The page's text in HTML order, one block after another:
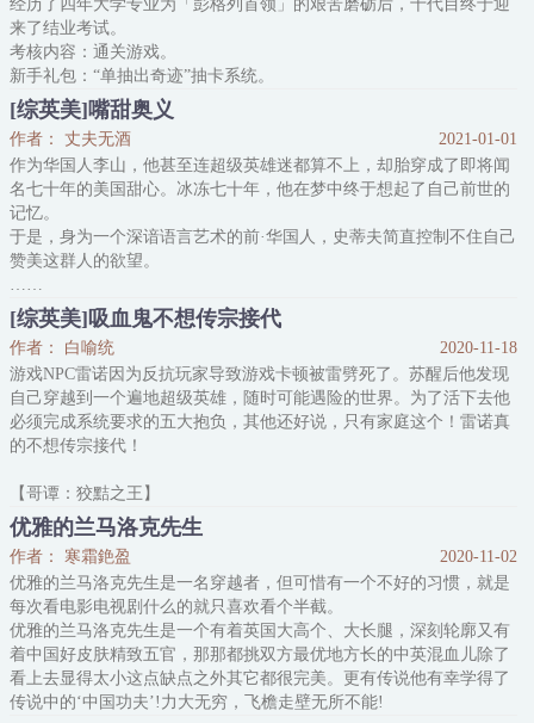
揍的
经历了四年大学专业为「彭格列首领」的艰苦磨砺后，十代目终于迎
来了结业考试。
考核内容：通关游戏。
新手礼包：“单抽出奇迹”抽卡系统。
卡牌库：「N·营养料理」、「N·奇迹网球」、「R·伪装眼镜」、
「SR·怀孕之石」、「SR·现代魔法」、「SSR·命运之礼」、「SSR·
沉重王冠」……
于是，年轻的彭格列十代目来到了这个英雄满地跑的超英世界。
开局一个绿胖爹，接下来全靠欧气……还有氪金！
开坑注意：（封面画手-童君）
①想再写一篇27穿超英的轻松文
②更新时间频
[综英美]嘴甜奥义
作者： 丈夫无酒
2021-01-01
作为华国人李山，他甚至连超级英雄迷都算不上，却胎穿成了即将闻
名七十年的美国甜心。冰冻七十年，他在梦中终于想起了自己前世的
记忆。
于是，身为一个深谙语言艺术的前·华国人，史蒂夫简直控制不住自己
赞美这群人的欲望。
……
“或许你并不知道，托尼，你是个了不起的人。我从来没有，也永远
都不会认为你不如任何人。”
托尼避开他的视线，假装不信地问：“真的？”
“我敢保证你比世界上99.99999%的女孩都酷，而剩下那0.00001%则是
跟你一样酷，比如神奇女侠。你值得世界上最好的一切，娜特，包括
最好的男人。”
[综英美]吸血鬼不想传宗接代
作者： 白喻统
2020-11-18
游戏NPC雷诺因为反抗玩家导致游戏卡顿被雷劈死了。苏醒后他发现
自己穿越到一个遍地超级英雄，随时可能遇险的世界。为了活下去他
必须完成系统要求的五大抱负，其他还好说，只有家庭这个！雷诺真
的不想传宗接代！
【哥谭：狡黠之王】
老爷：雷诺，不越界，我们是爱人；越界，我们是敌人。
雷诺：我们本可以有更美好的未来，可是有些东西从最开始就注定
了。
【多布斯小岛：豪宅大王】
雷诺：我以为我的养父母是普通人，直到他们送给我一个小岛。
【纽约：群雄之首-显赫家世-？】
花花公子：天才？这个世界上谁敢我面前自
优雅的兰马洛克先生
作者： 寒霜銫盈
2020-11-02
优雅的兰马洛克先生是一名穿越者，但可惜有一个不好的习惯，就是
每次看电影电视剧什么的就只喜欢看个半截。
优雅的兰马洛克先生是一个有着英国大高个、大长腿，深刻轮廓又有
着中国好皮肤精致五官，那那都挑双方最优地方长的中英混血儿除了
看上去显得太小这点缺点之外其它都很完美。更有传说他有幸学得了
传说中的‘中国功夫’!力大无穷，飞檐走壁无所不能!